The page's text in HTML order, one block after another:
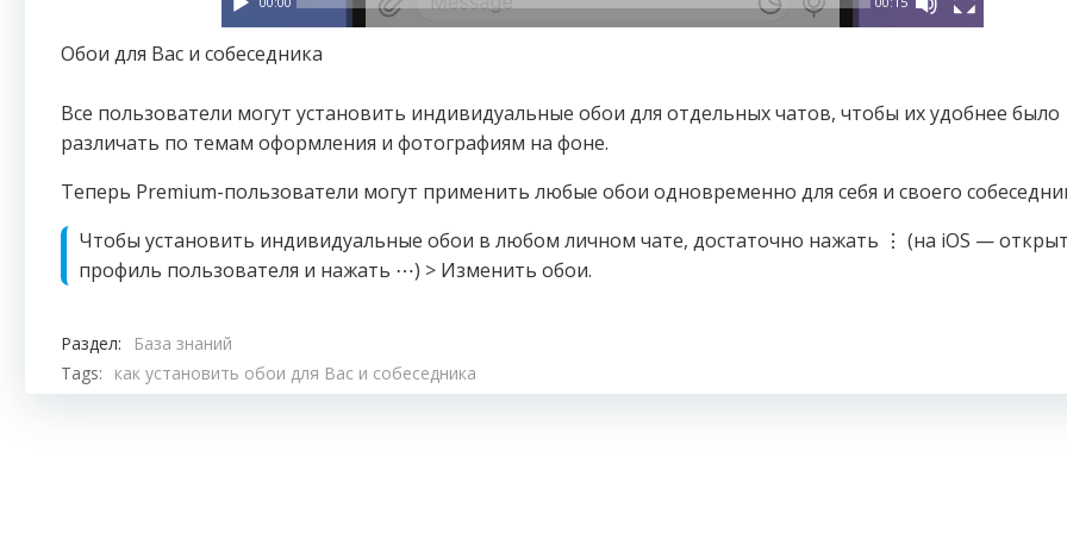
Обои для Вас и собеседника
Все пользователи могут установить индивидуальные обои для отдельных чатов, чтобы их удобнее было
различать по темам оформления и фотографиям на фоне.
Теперь Premium-пользователи могут применить любые обои одновременно для себя и своего
Чтобы установить индивидуальные обои в любом личном чате, достаточно нажать ⋮ (на iOS —
профиль пользователя и нажать ⋯) > Изменить обои.
Раздел:
База знаний
Tags:
как установить обои для Вас и собеседника